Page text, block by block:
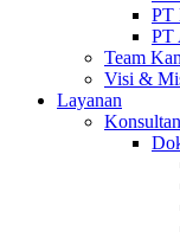
PT
PT
Team
Visi &
Layanan